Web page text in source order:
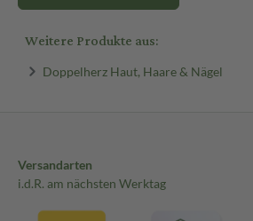
Weitere Produkte aus:
Doppelherz Haut, Haare & Nägel
Versandarten
i.d.R. am nächsten Werktag